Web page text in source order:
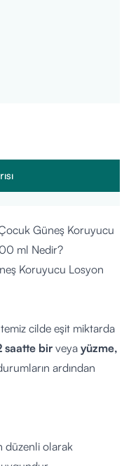
Güneş Koruyucu
ml Nedir?
Koruyucu Losyon
temiz cilde eşit miktarda
saatte bir veya yüzme,
ardından
düzenli olarak